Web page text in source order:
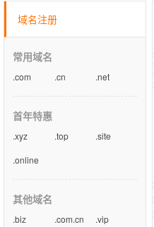
域名注册
常用域名
.com .cn .net
首年特惠
.xyz .top
.site
.online
其他域名
.biz .com.cn
.vip